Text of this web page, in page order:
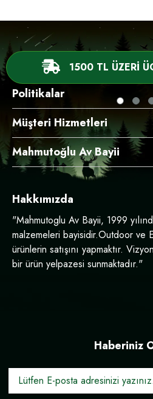
1500 TL ÜZERİ
Politikalar
Müşteri Hizmetleri
Mahmutoğlu Av Bayii
Hakkımızda
"Mahmutoglu Av Bayii, 1999
malzemeleri bayisidir.Outdoor ve
ürünlerin satışını yapmaktır.
bir ürün yelpazesi sunmaktadır."
Haberiniz